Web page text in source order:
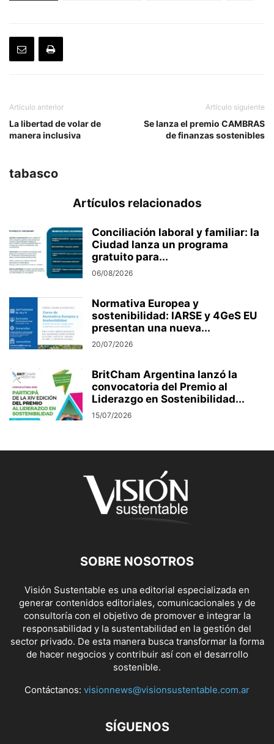
Artículo anterior
La libertad de volar de
manera inclusiva
Artículo siguiente
Se lanza el premio CAMBRAS
de finanzas sostenibles
tabasco
Artículos relacionados
Conciliación laboral y familiar: la
Ciudad lanza un programa
gratuito para...
06/08/2026
Normativa Europea y
sostenibilidad: IARSE y 4GeS EU
presentan una nueva...
20/07/2026
BritCham Argentina lanzó la
convocatoria del Premio al
Liderazgo en Sostenibilidad...
15/07/2026
SOBRE NOSOTROS
Visión Sustentable es una editorial especializada en
generar contenidos editoriales, comunicacionales y de
consultoría con el objetivo de promover e integrar la
responsabilidad y la sustentabilidad en la gestión del
sector privado. De esta manera busca transformar la forma
de hacer negocios y contribuir así con el desarrollo
sostenible.
Contáctanos: visionnews@visionsustentable.com.ar
SÍGUENOS